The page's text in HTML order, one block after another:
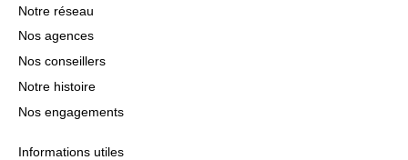
Notre réseau
Nos agences
Nos conseillers
Notre histoire
Nos engagements
Informations utiles